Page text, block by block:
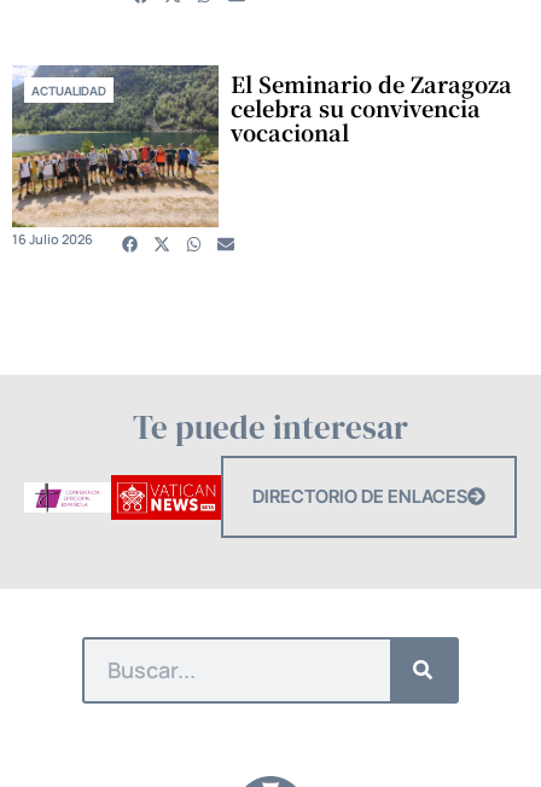
ACTUALIDAD El Seminario de Zaragoza
celebra su convivencia
vocacional
16 Julio 2026
Te puede interesar
DIRECTORIO DE ENLACES